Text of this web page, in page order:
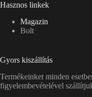
Hasznos linkek
Magazin
Bolt
Gyors kiszállítás
Termékeinket minden
figyelembevételével